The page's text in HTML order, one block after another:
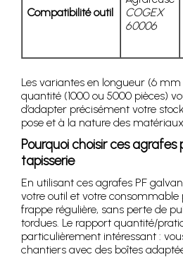
Compatibilité outil
COGEX
60006
Les variantes en longueur (6
quantité (1000 ou 5000 pièces)
d’adapter précisément votre
pose et à la nature des
Pourquoi choisir ces agrafes
tapisserie
En utilisant ces agrafes PF
votre outil et votre
frappe régulière, sans perte de
tordues. Le rapport quantité/
particulièrement intéressant :
chantiers avec des boîtes